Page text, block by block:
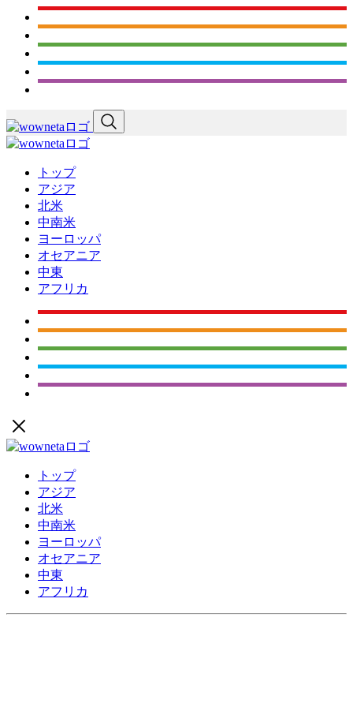
トップ
アジア
北米
中南米
ヨーロッパ
オセアニア
中東
アフリカ
トップ
アジア
北米
中南米
ヨーロッパ
オセアニア
中東
アフリカ